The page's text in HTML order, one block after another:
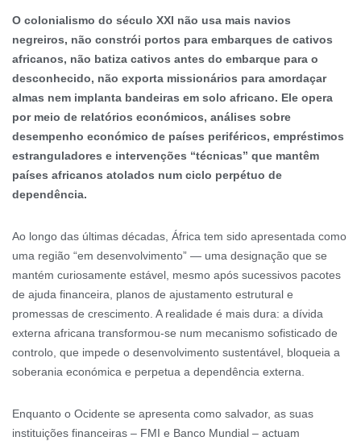
O colonialismo do século XXI não usa mais navios
negreiros, não constrói portos para embarques de cativos
africanos, não batiza cativos antes do embarque para o
desconhecido, não exporta missionários para amordaçar
almas nem implanta bandeiras em solo africano. Ele opera
por meio de relatórios económicos, análises sobre
desempenho económico de países periféricos, empréstimos
estranguladores e intervenções “técnicas” que mantêm
países africanos atolados num ciclo perpétuo de
dependência.
Ao longo das últimas décadas, África tem sido apresentada como
uma região “em desenvolvimento” — uma designação que se
mantém curiosamente estável, mesmo após sucessivos pacotes
de ajuda financeira, planos de ajustamento estrutural e
promessas de crescimento. A realidade é mais dura: a dívida
externa africana transformou-se num mecanismo sofisticado de
controlo, que impede o desenvolvimento sustentável, bloqueia a
soberania económica e perpetua a dependência externa.
Enquanto o Ocidente se apresenta como salvador, as suas
instituições financeiras – FMI e Banco Mundial – actuam